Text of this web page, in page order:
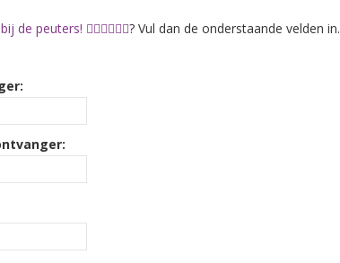
de peuters! 👷🏽‍♂️👷🏼‍♀️? Vul dan de onderstaande velden in.